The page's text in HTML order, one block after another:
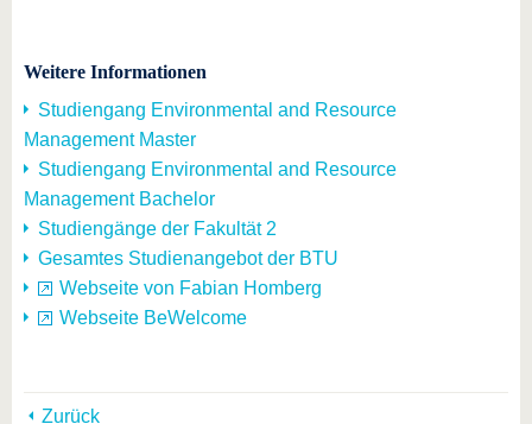
Weitere Informationen
Studiengang Environmental and Resource
Management Master
Studiengang Environmental and Resource
Management Bachelor
Studiengänge der Fakultät 2
Gesamtes Studienangebot der BTU
Webseite von Fabian Homberg
Webseite BeWelcome
Zurück